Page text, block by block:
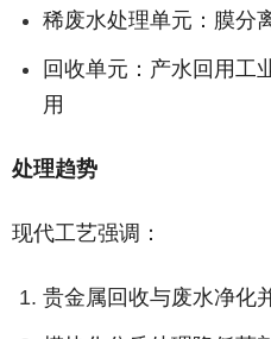
稀废水处理单元：膜分
回收单元：产水回用工
用
处理趋势
现代工艺强调：
贵金属回收与废水净化